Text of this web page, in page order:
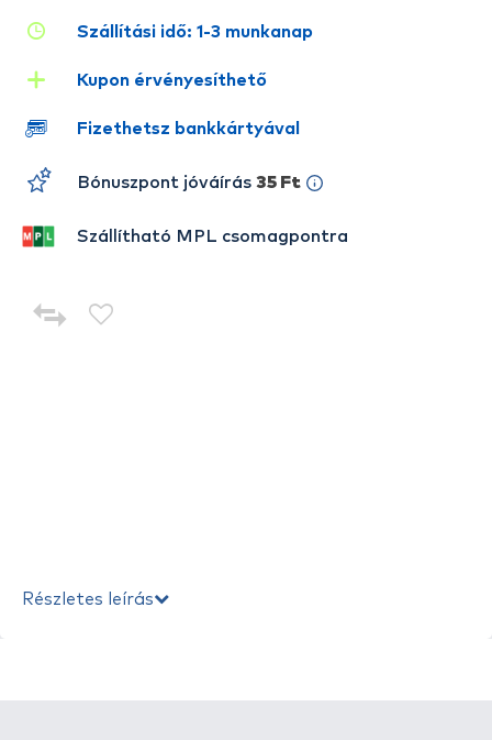
Részletes leírás
Szállítási idő: 1-3 munkanap
Kupon érvényesíthető
Fizethetsz bankkártyával
Bónuszpont jóváírás 35 Ft
Szállítható MPL csomagpontra